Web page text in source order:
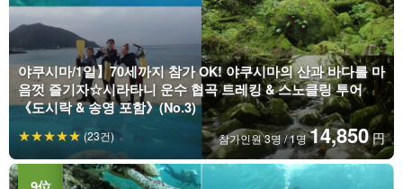
야쿠시마/1일】70세까지 참가 OK! 야쿠시마의 산과 바다를 마
음껏 즐기자☆시라타니 운수 협곡 트레킹 & 스노클링 투어
《도시락 & 송영 포함》(No.3)
참가인원 3명 / 1명14,850 円
(23건)